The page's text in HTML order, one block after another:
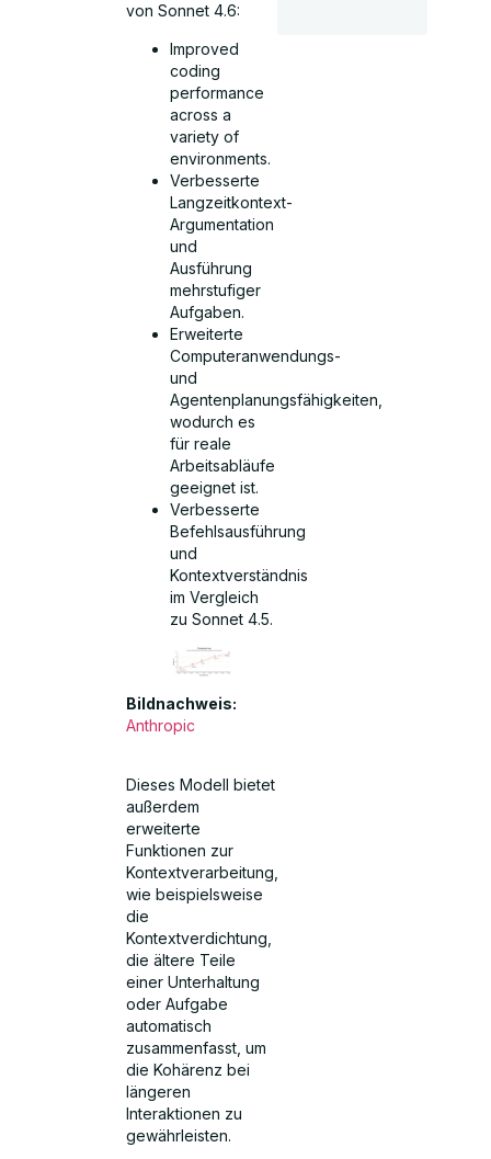
von Sonnet 4.6:
Improved
coding
performance
across a
variety of
environments.
Verbesserte
Langzeitkontext-
Argumentation
und
Ausführung
mehrstufiger
Aufgaben.
Erweiterte
Computeranwendungs-
und
Agentenplanungsfähigkeiten,
wodurch es
für reale
Arbeitsabläufe
geeignet ist.
Verbesserte
Befehlsausführung
und
Kontextverständnis
im Vergleich
zu Sonnet 4.5.
Bildnachweis:
Anthropic
Dieses Modell bietet
außerdem
erweiterte
Funktionen zur
Kontextverarbeitung,
wie beispielsweise
die
Kontextverdichtung,
die ältere Teile
einer Unterhaltung
oder Aufgabe
automatisch
zusammenfasst, um
die Kohärenz bei
längeren
Interaktionen zu
gewährleisten.